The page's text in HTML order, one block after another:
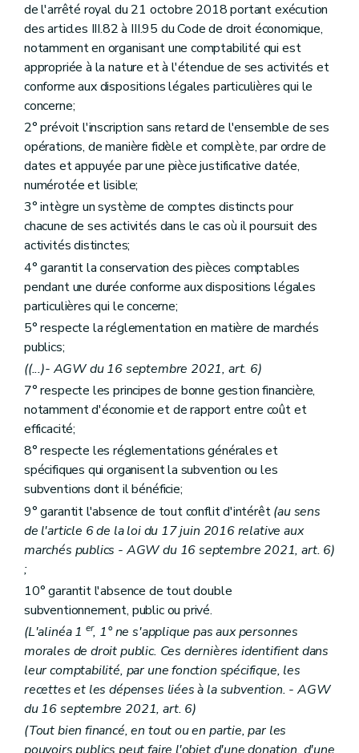
de l'arrêté royal du 21 octobre 2018 portant exécution
des articles III.82 à III.95 du Code de droit économique,
notamment en organisant une comptabilité qui est
appropriée à la nature et à l'étendue de ses activités et
conforme aux dispositions légales particulières qui le
concerne;
2° prévoit l'inscription sans retard de l'ensemble de ses
opérations, de manière fidèle et complète, par ordre de
dates et appuyée par une pièce justificative datée,
numérotée et lisible;
3° intègre un système de comptes distincts pour
chacune de ses activités dans le cas où il poursuit des
activités distinctes;
4° garantit la conservation des pièces comptables
pendant une durée conforme aux dispositions légales
particulières qui le concerne;
5° respecte la réglementation en matière de marchés
publics;
((...)- AGW du 16 septembre 2021, art. 6)
7° respecte les principes de bonne gestion financière,
notamment d'économie et de rapport entre coût et
efficacité;
8° respecte les réglementations générales et
spécifiques qui organisent la subvention ou les
subventions dont il bénéficie;
9° garantit l'absence de tout conflit d'intérêt(au sens
de l'article 6 de la loi du 17 juin 2016 relative aux
marchés publics - AGW du 16 septembre 2021, art. 6)
;
10° garantit l'absence de tout double
subventionnement, public ou privé.
(L'alinéa 1 er, 1° ne s'applique pas aux personnes
morales de droit public. Ces dernières identifient dans
leur comptabilité, par une fonction spécifique, les
recettes et les dépenses liées à la subvention. - AGW
du 16 septembre 2021, art. 6)
(Tout bien financé, en tout ou en partie, par les